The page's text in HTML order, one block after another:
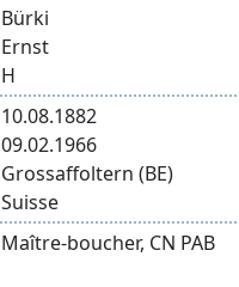
Bürki
Ernst
H
10.08.1882
09.02.1966
Grossaffoltern (BE)
Suisse
Maître-boucher, CN PAB